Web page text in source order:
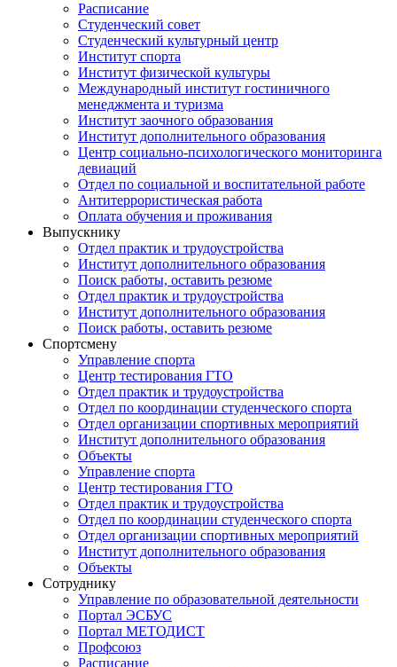
Расписание
Студенческий совет
Студенческий культурный центр
Институт спорта
Институт физической культуры
Международный институт гостиничного
менеджмента и туризма
Институт заочного образования
Институт дополнительного образования
Центр социально-психологического мониторинга
девиаций
Отдел по социальной и воспитательной работе
Антитеррористическая работа
Оплата обучения и проживания
Выпускнику
Отдел практик и трудоустройства
Институт дополнительного образования
Поиск работы, оставить резюме
Отдел практик и трудоустройства
Институт дополнительного образования
Поиск работы, оставить резюме
Спортсмену
Управление спорта
Центр тестирования ГТО
Отдел практик и трудоустройства
Отдел по координации студенческого спорта
Отдел организации спортивных мероприятий
Институт дополнительного образования
Объекты
Управление спорта
Центр тестирования ГТО
Отдел практик и трудоустройства
Отдел по координации студенческого спорта
Отдел организации спортивных мероприятий
Институт дополнительного образования
Объекты
Сотруднику
Управление по образовательной деятельности
Портал ЭСБУС
Портал МЕТОДИСТ
Профсоюз
Расписание